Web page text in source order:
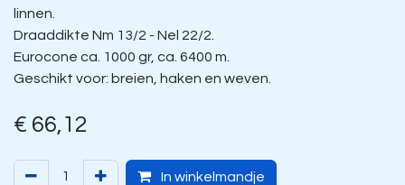
linnen.
Draaddikte Nm 13/2 - Nel 22/2.
Eurocone ca. 1000 gr, ca. 6400 m.
Geschikt voor: breien, haken en weven.
€ 66,12
In winkelmandje